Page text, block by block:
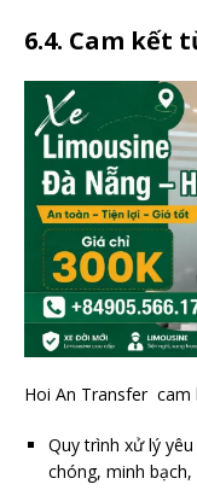
6.4. Cam kết
Hoi An Transfer cam
Quy trình xử lý
chóng, minh